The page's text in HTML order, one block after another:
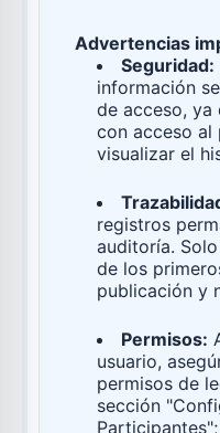
Advertencias
Seguridad:
información
de acceso, ya
con acceso
visualizar el
registros
auditoría.
de los
publicación y
Permisos:
usuario,
permisos de
sección